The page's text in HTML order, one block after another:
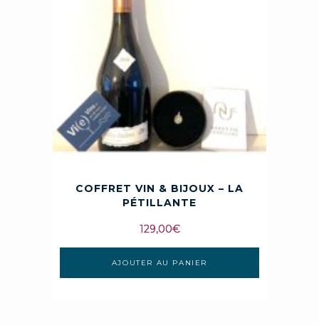
COFFRET VIN & BIJOUX – LA
PÉTILLANTE
129,00€
AJOUTER AU PANIER